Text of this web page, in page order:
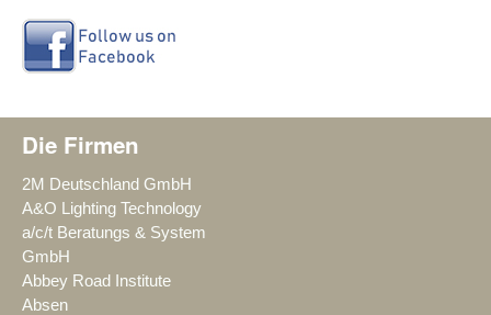
Die Firmen
2M Deutschland GmbH
A&O Lighting Technology
a/c/t Beratungs & System
GmbH
Abbey Road Institute
Absen